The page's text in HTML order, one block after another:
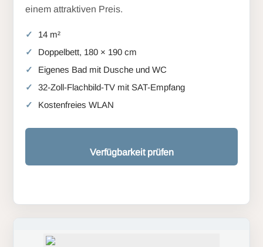
einem attraktiven Preis.
14 m²
Doppelbett, 180 × 190 cm
Eigenes Bad mit Dusche und WC
32-Zoll-Flachbild-TV mit SAT-Empfang
Kostenfreies WLAN
Verfügbarkeit prüfen